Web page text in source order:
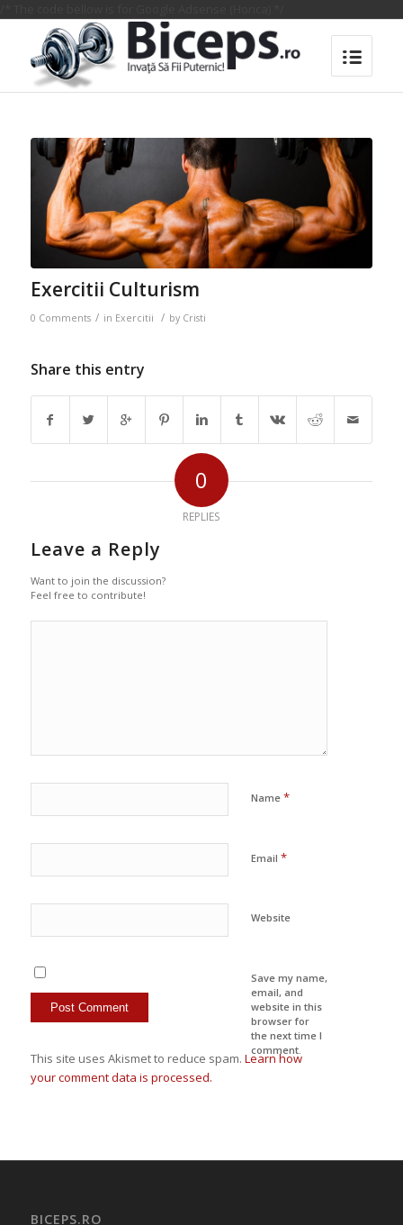
Exercitii Culturism
0 Comments / in Exercitii / by Cristi
Share this entry
0
REPLIES
Leave a Reply
Want to join the discussion?
Feel free to contribute!
Name *
Email *
Website
Save my name,
email, and
website in this
browser for
the next time I
comment.
This site uses Akismet to reduce spam. Learn how
your comment data is processed.
BICEPS.RO